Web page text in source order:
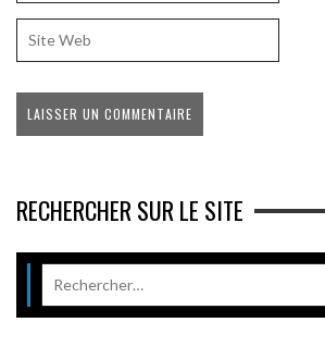
RECHERCHER SUR LE SITE